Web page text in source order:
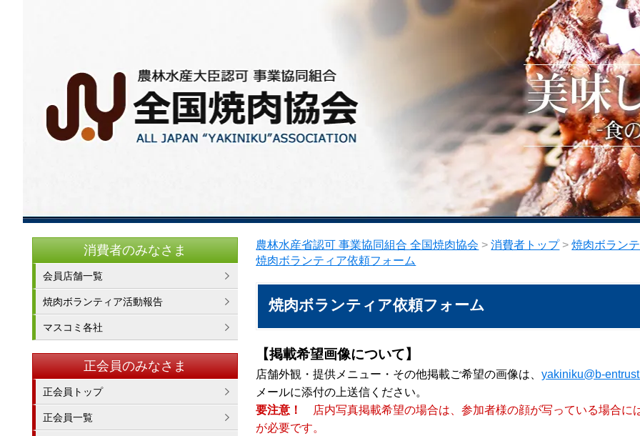
農林水産省認可 事業協同組合 全国焼肉協会 > 消費者トップ > 焼肉ボラン
焼肉ボランティア依頼フォーム
焼肉ボランティア依頼フォーム
【掲載希望画像について】
店舗外観・提供メニュー・その他掲載ご希望の画像は、yakiniku@b-
メールに添付の上送信ください。
要注意！
店内写真掲載希望の場合は、参加者様の顔が写っている場合に
が必要です。
消費者のみなさま
会員店舗一覧
焼肉ボランティア活動報告
マスコミ各社
正会員のみなさま
正会員トップ
正会員一覧